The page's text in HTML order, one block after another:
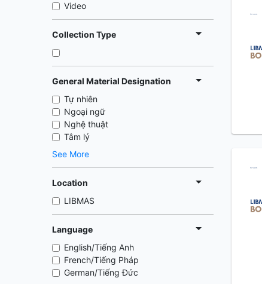
Video
Collection Type
General Material Designation
Tự nhiên
Ngoại ngữ
Nghệ thuật
Tâm lý
See More
Location
LIBMAS
Language
English/Tiếng Anh
French/Tiếng Pháp
German/Tiếng Đức